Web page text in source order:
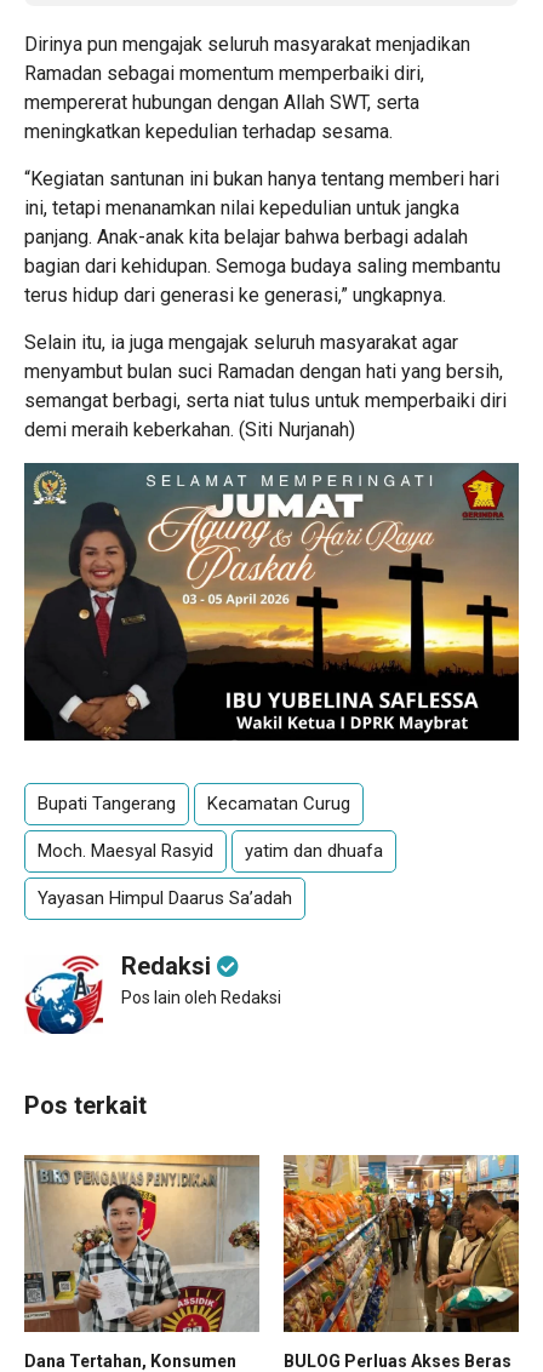
Dirinya pun mengajak seluruh masyarakat menjadikan
Ramadan sebagai momentum memperbaiki diri,
mempererat hubungan dengan Allah SWT, serta
meningkatkan kepedulian terhadap sesama.
“Kegiatan santunan ini bukan hanya tentang memberi hari
ini, tetapi menanamkan nilai kepedulian untuk jangka
panjang. Anak-anak kita belajar bahwa berbagi adalah
bagian dari kehidupan. Semoga budaya saling membantu
terus hidup dari generasi ke generasi,” ungkapnya.
Selain itu, ia juga mengajak seluruh masyarakat agar
menyambut bulan suci Ramadan dengan hati yang bersih,
semangat berbagi, serta niat tulus untuk memperbaiki diri
demi meraih keberkahan. (Siti Nurjanah)
Bupati Tangerang Kecamatan Curug
Moch. Maesyal Rasyid yatim dan dhuafa
Yayasan Himpul Daarus Sa’adah
Redaksi
Pos lain oleh Redaksi
Pos terkait
Dana Tertahan, Konsumen
BULOG Perluas Akses Beras